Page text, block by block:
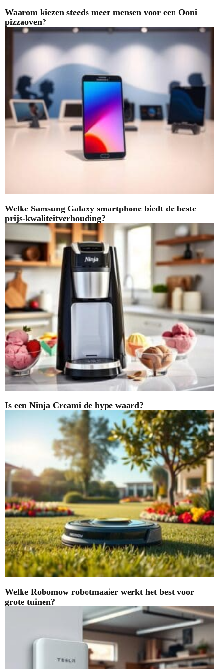
Waarom kiezen steeds meer mensen voor een Ooni
pizzaoven?
Welke Samsung Galaxy smartphone biedt de beste
prijs-kwaliteitverhouding?
Is een Ninja Creami de hype waard?
Welke Robomow robotmaaier werkt het best voor
grote tuinen?